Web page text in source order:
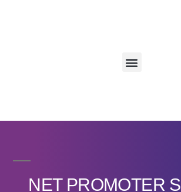
NET PROMOTER